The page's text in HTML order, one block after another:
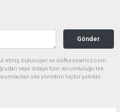
Gönder
etmiş bulunuyor ve silifkesesimiz.com
veya dolaylı tüm sorumluluğu tek
site yönetimi hiçbir şekilde